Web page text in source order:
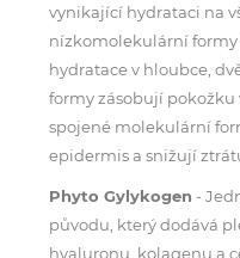
vynikající hydrataci na
nízkomolekulární
hydratace v hloubce,
formy zásobují pokožku
spojené molekulární
epidermis a snižují
Phyto Gylykogen -
původu, který dodává
hyaluronu, kolagenu a